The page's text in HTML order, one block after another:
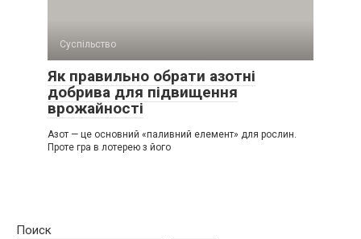
Суспільство
Як правильно обрати азотні
добрива для підвищення
врожайності
Азот — це основний «паливний елемент» для рослин.
Проте гра в лотерею з його
Поиск